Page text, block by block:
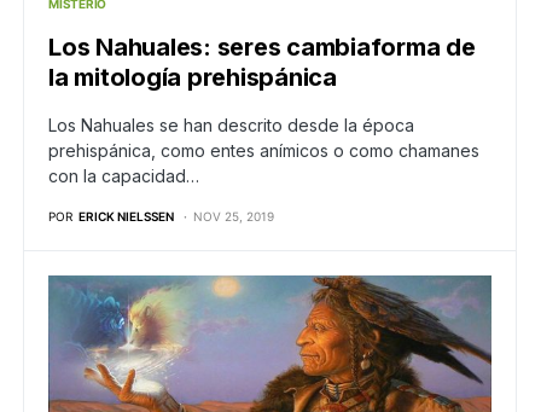
MISTERIO
Los Nahuales: seres cambiaforma de
la mitología prehispánica
Los Nahuales se han descrito desde la época
prehispánica, como entes anímicos o como chamanes
con la capacidad…
POR ERICK NIELSSEN NOV 25, 2019